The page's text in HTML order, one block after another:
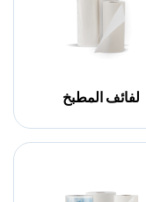
لفائف المطبخ